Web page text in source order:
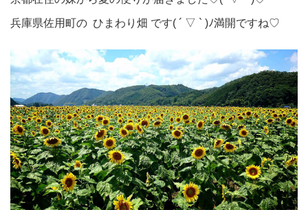
兵庫県佐用町の ひまわり畑 です( ´ ▽ ` )ﾉ満開ですね♡